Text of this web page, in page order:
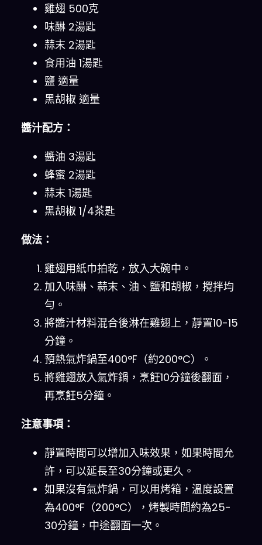
雞翅 500克
味醂 2湯匙
蒜末 2湯匙
食用油 1湯匙
鹽 適量
黑胡椒 適量
醬汁配方：
醬油 3湯匙
蜂蜜 2湯匙
蒜末 1湯匙
黑胡椒 1/4茶匙
做法：
雞翅用紙巾拍乾，放入大碗中。
加入味醂、蒜末、油、鹽和胡椒，攪拌均
勻。
將醬汁材料混合後淋在雞翅上，靜置10-15
分鐘。
預熱氣炸鍋至400°F（約200°C）。
將雞翅放入氣炸鍋，烹飪10分鐘後翻面，
再烹飪5分鐘。
注意事項：
靜置時間可以增加入味效果，如果時間允
許，可以延長至30分鐘或更久。
如果沒有氣炸鍋，可以用烤箱，溫度設置
為400°F（200°C），烤製時間約為25-
30分鐘，中途翻面一次。